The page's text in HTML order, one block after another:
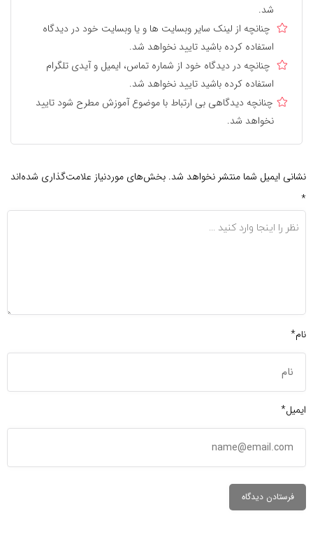
شد.
چنانچه از لینک سایر وبسایت ها و یا وبسایت خود در دیدگاه
استفاده کرده باشید تایید نخواهد شد.
چنانچه در دیدگاه خود از شماره تماس، ایمیل و آیدی تلگرام
استفاده کرده باشید تایید نخواهد شد.
چنانچه دیدگاهی بی ارتباط با موضوع آموزش مطرح شود تایید
نخواهد شد.
نشانی ایمیل شما منتشر نخواهد شد. بخش‌های موردنیاز علامت‌گذاری شده‌اند
*
نام*
ایمیل*